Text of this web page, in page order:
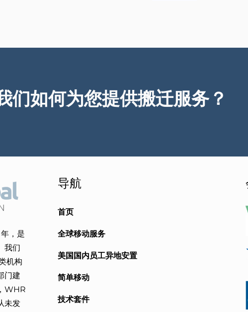
们如何为您提供搬迁服务？
，是
我们
机构
门建
WHR
未发
导航
首页
全球移动服务
美国国内员工异地安置
简单移动
技术套件